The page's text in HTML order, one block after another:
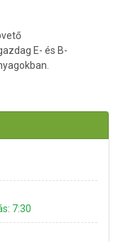
E- és B-
7:30